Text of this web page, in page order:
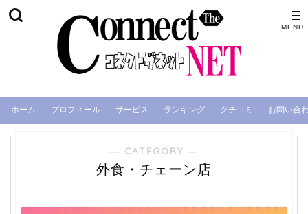
ホーム プロフィール サービス ランキング クチコミ お問い合
― CATEGORY ―
外食・チェーン店